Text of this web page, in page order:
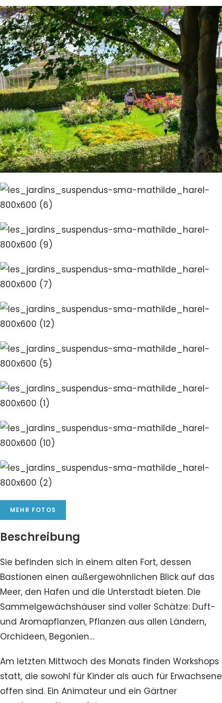
MEHR FOTOS
Beschreibung
Sie befinden sich in einem alten Fort, dessen
Bastionen einen außergewöhnlichen Blick auf das
Meer, den Hafen und die Unterstadt bieten. Die
Sammelgewächshäuser sind voller Schätze: Duft-
und Aromapflanzen, Pflanzen aus allen Ländern,
Orchideen, Begonien…
Am letzten Mittwoch des Monats finden Workshops
statt, die sowohl für Kinder als auch für Erwachsene
offen sind. Ein Animateur und ein Gärtner